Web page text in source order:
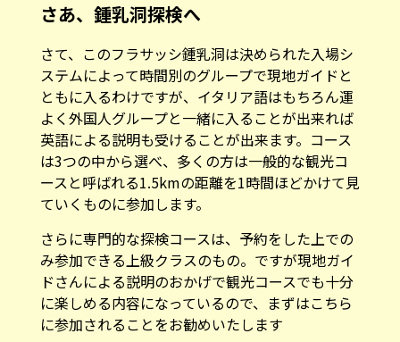
さあ、鍾乳洞探検へ
さて、このフラサッシ鍾乳洞は決められた入場シ
ステムによって時間別のグループで現地ガイドと
ともに入るわけですが、イタリア語はもちろん運
よく外国人グループと一緒に入ることが出来れば
英語による説明も受けることが出来ます。コース
は3つの中から選べ、多くの方は一般的な観光コ
ースと呼ばれる1.5kmの距離を1時間ほどかけて見
ていくものに参加します。
さらに専門的な探検コースは、予約をした上での
み参加できる上級クラスのもの。ですが現地ガイ
ドさんによる説明のおかげで観光コースでも十分
に楽しめる内容になっているので、まずはこちら
に参加されることをお勧めいたします